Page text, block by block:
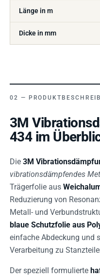
Länge in m
Dicke in mm
3M
434 im
Die 3M
vibrationsdämpfendes
Trägerfolie aus
Reduzierung von
Metall- und
blaue Schutzfolie aus
einfache Abdeckung und
Verarbeitung zu
Der speziell formulierte